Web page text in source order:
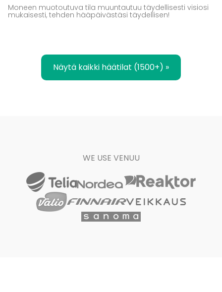
Moneen muotoutuva tila muuntautuu täydellisesti visiosi
mukaisesti, tehden hääpäivästäsi täydellisen!
Näytä kaikki häätilat (1500+) »
WE USE VENUU